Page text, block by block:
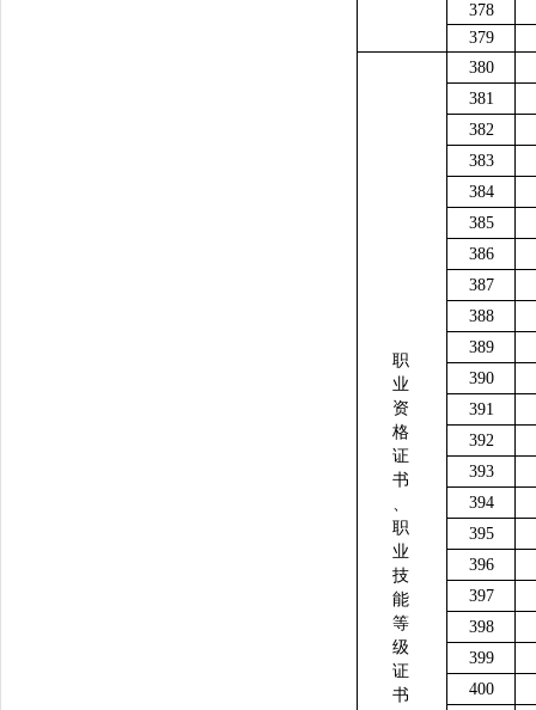
378
379
职
业
资
格
证
书
、
职
业
技
能
等
级
证
书
380
381
382
383
384
385
386
387
388
389
390
391
392
393
394
395
396
397
398
399
400